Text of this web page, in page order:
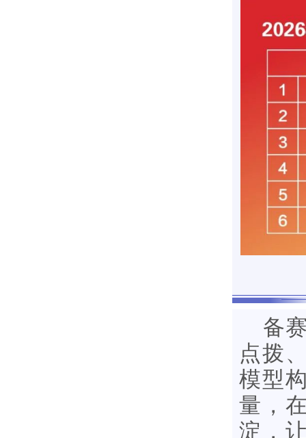
备
点拨
模型
量，
淀，